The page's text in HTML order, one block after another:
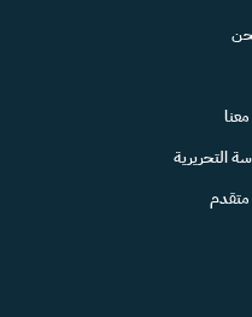
التحريرية